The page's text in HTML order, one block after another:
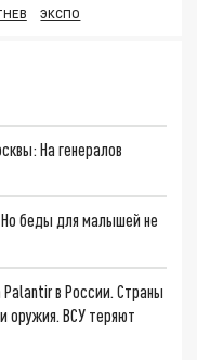
ЭКСПО
На генералов
беды для малышей не
в России. Страны
оружия. ВСУ теряют